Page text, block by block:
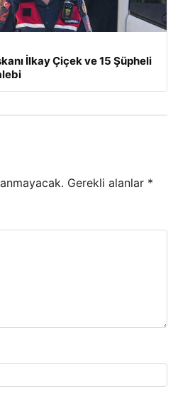
İlkay Çiçek ve 15 Şüpheli
Gerekli alanlar *